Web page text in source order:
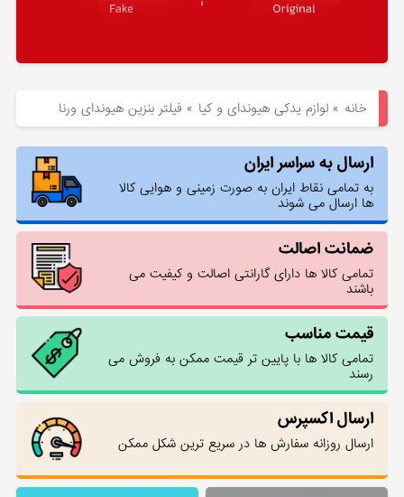
خانه »لوازم یدکی هیوندای و کیا »فیلتر بنزین هیوندای ورنا
ارسال به سراسر ایران
به تمامی نقاط ایران به صورت زمینی و هوایی کالا
ها ارسال می شوند
ضمانت اصالت
تمامی کالا ها دارای گارانتی اصالت و کیفیت می
باشند
قیمت مناسب
تمامی کالا ها با پایین تر قیمت ممکن به فروش می
رسند
ارسال اکسپرس
ارسال روزانه سفارش ها در سریع ترین شکل ممکن